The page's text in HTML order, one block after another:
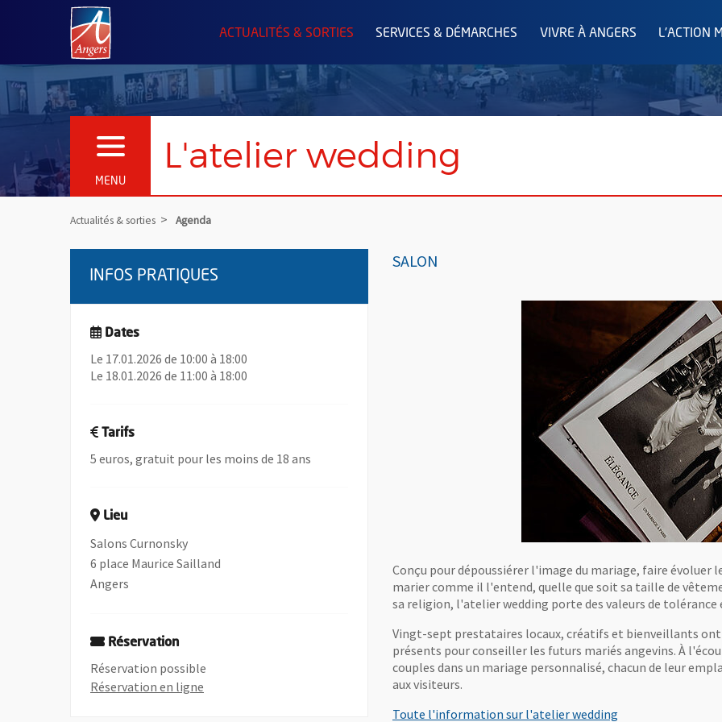
Angers.fr : Retour à l'accueil
ACTUALITÉS & SORTIES SERVICES & DÉMARCHES VIVRE À ANGERS L'ACTION
MENU
OUVRIR LE MENU L'atelier wedding
Actualités & sorties Agenda
SALON
Conçu pour dépoussiérer l'image du mariage, faire évoluer
marier comme il l'entend, quelle que soit sa taille de
sa religion, l'atelier wedding porte des valeurs de tolérance
Vingt-sept prestataires locaux, créatifs et bienveillants
présents pour conseiller les futurs mariés angevins. À
couples dans un mariage personnalisé, chacun de leur
aux visiteurs.
Toute l'information sur l'atelier wedding, Ouvre une
INFOS PRATIQUES
Dates
Le 17.01.2026 de 10:00 à 18:00
Le 18.01.2026 de 11:00 à 18:00
Tarifs
5 euros, gratuit pour les moins de 18 ans
Lieu
Salons Curnonsky
6 place Maurice Sailland
Angers
Réservation
Réservation possible
Réservation en ligne